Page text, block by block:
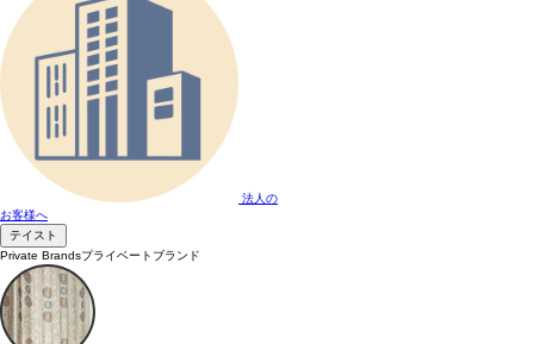
法人の
お客様へ
テイスト
Private Brandsプライベートブランド